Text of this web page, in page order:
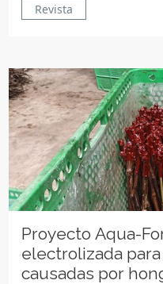
Revista
Proyecto Aqua-
electrolizada
causadas por